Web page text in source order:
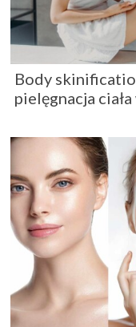
Body
pielęgnacja